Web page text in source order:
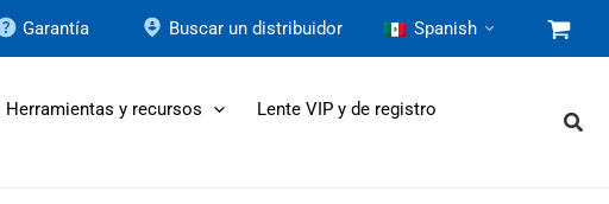
Garantía Buscar un distribuidor Spanish
Herramientas y recursos
Lente VIP y de registro